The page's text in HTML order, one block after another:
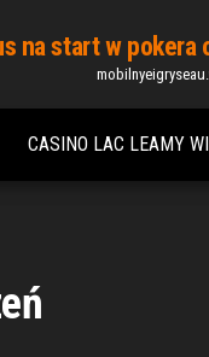
na start w pokera
CASINO LAC LEAMY